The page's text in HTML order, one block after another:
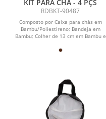
KIT PARA CHÁ - 4 PÇS
RDBKT-90487
Composto por Caixa para chás em
Bambu/Poliestireno; Bandeja em
Bambu; Colher de 13 cm em Bambu e